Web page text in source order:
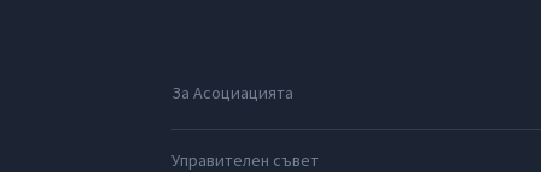
За Асоциацията
Управителен съвет